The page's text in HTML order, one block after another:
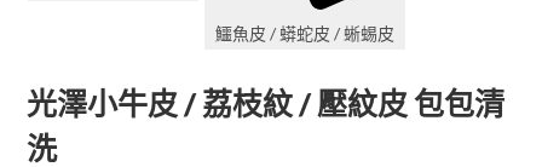
鱷魚皮 / 蟒蛇皮 / 蜥蜴皮
光澤小牛皮 / 荔枝紋 / 壓紋皮 包包清
洗